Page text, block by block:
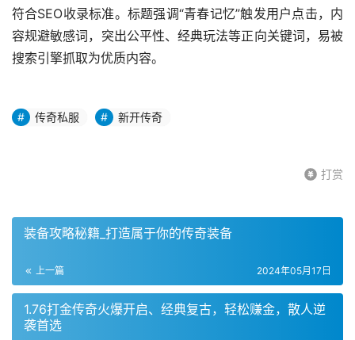
符合SEO收录标准。标题强调“青春记忆”触发用户点击，内
容规避敏感词，突出公平性、经典玩法等正向关键词，易被
搜索引擎抓取为优质内容。
传奇私服 新开传奇
打赏
装备攻略秘籍_打造属于你的传奇装备
上一篇 2024年05月17日
1.76打金传奇火爆开启、经典复古，轻松赚金，散人逆
袭首选